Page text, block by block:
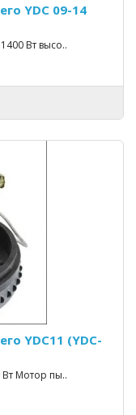
YDC 09-14
Вт высо..
YDC11 (YDC-
Мотор пы..